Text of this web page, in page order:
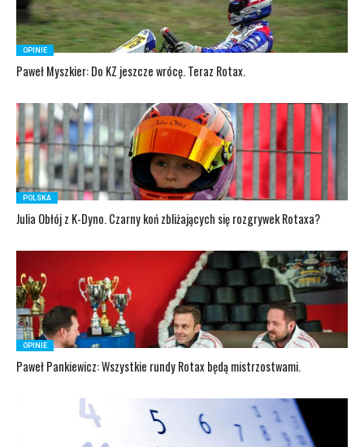
OPINIE
Paweł Myszkier: Do KZ jeszcze wrócę. Teraz Rotax.
POLSKA
Julia Obłój z K-Dyno. Czarny koń zbliżających się rozgrywek Rotaxa?
OPINIE
Paweł Pankiewicz: Wszystkie rundy Rotax będą mistrzostwami.